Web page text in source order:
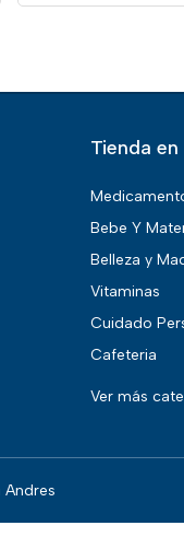
Tienda en
Bebe Y
Belleza y
Vitaminas
Cuidado
Cafeteria
Ver más